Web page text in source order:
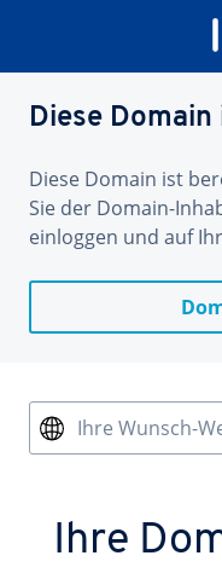
Diese
Diese Domain ist
Sie der Domain-
einloggen und auf
Ihre Wunsch-
Ihre